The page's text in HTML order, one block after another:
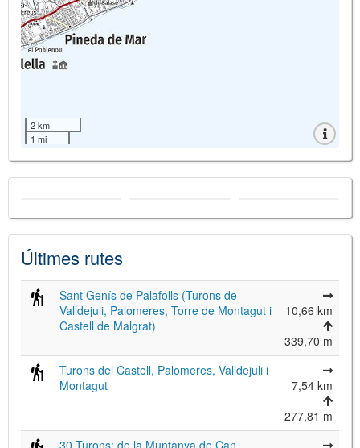
2 km
1 mi
Últimes rutes
Sant Genís de Palafolls (Turons de
Valldejuli, Palomeres, Torre de Montagut i
Castell de Malgrat)
10,66 km
339,70 m
Turons del Castell, Palomeres, Valldejuli i
Montagut
7,54 km
277,81 m
30 Turons: de la Muntanya de Can